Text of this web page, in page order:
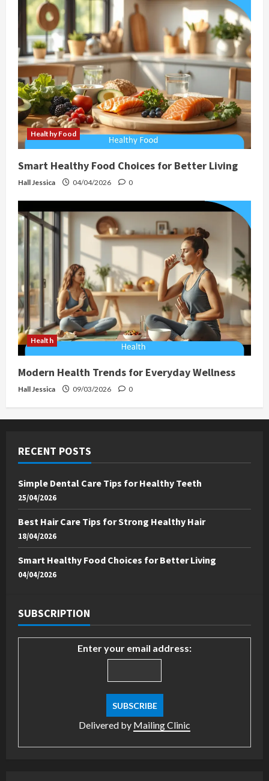
Healthy Food
Smart Healthy Food Choices for Better Living
Hall Jessica 04/04/2026 0
Health
Modern Health Trends for Everyday Wellness
Hall Jessica 09/03/2026 0
RECENT POSTS
Simple Dental Care Tips for Healthy Teeth
25/04/2026
Best Hair Care Tips for Strong Healthy Hair
18/04/2026
Smart Healthy Food Choices for Better Living
04/04/2026
SUBSCRIPTION
Enter your email address:
Delivered by Mailing Clinic